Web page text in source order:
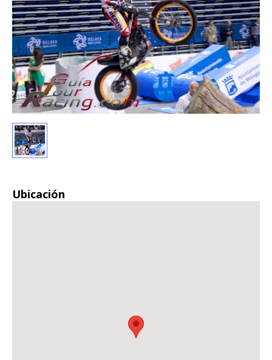
Ubicación